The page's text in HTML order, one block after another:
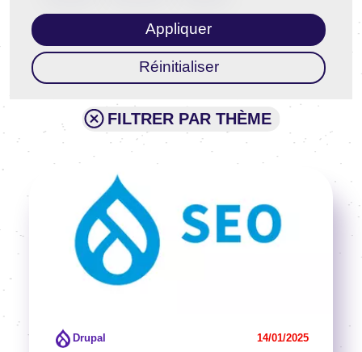
FILTRER PAR THÈME
Drupal 14/01/2025
Image